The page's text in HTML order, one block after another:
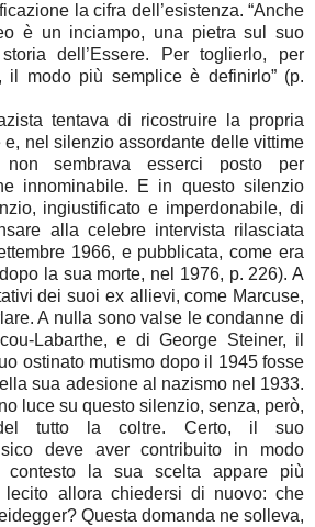
la cifra dell’esistenza. “Anche
è un inciampo, una pietra sul suo
dell’Essere. Per toglierlo, per
il modo più semplice è definirlo” (p.
tentava di ricostruire la propria
nel silenzio assordante delle vittime
sembrava esserci posto per
innominabile. E in questo silenzio
ingiustificato e imperdonabile, di
alla celebre intervista rilasciata
1966, e pubblicata, come era
la sua morte, nel 1976, p. 226). A
dei suoi ex allievi, come Marcuse,
A nulla sono valse le condanne di
Labarthe, e di George Steiner, il
ostinato mutismo dopo il 1945 fosse
sua adesione al nazismo nel 1933.
luce su questo silenzio, senza, però,
tutto la coltre. Certo, il suo
deve aver contribuito in modo
contesto la sua scelta appare più
lecito allora chiedersi di nuovo: che
Questa domanda ne solleva,